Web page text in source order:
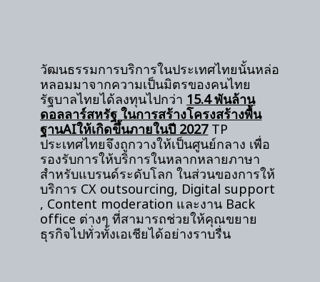
วัฒนธรรมการบริการในประเทศไทยนั้นหล่อ
หลอมมาจากความเป็นมิตรของคนไทย
รัฐบาลไทยได้ลงทุนไปกว่า 15.4 พันล้าน
ดอลลาร์สหรัฐ ในการสร้างโครงสร้างพื้น
ฐานAIให้เกิดขึ้นภายในปี 2027TP
ประเทศไทยจึงถูกวางให้เป็นศูนย์กลาง เพื่อ
รองรับการให้บริการในหลากหลายภาษา
สำหรับแบรนด์ระดับโลก ในส่วนของการให้
บริการ CX outsourcing, Digital support
, Content moderation และงาน Back
office ต่างๆ ที่สามารถช่วยให้คุณขยาย
ธุรกิจไปทั่วทั้งเอเชียได้อย่างราบรื่น